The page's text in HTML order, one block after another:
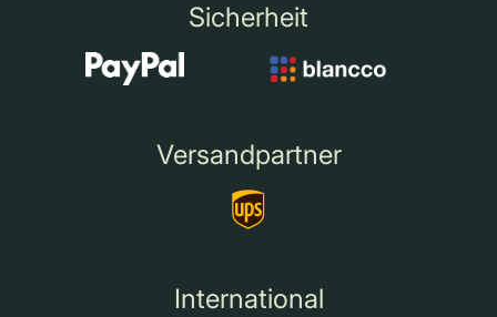
Sicherheit
Versandpartner
International